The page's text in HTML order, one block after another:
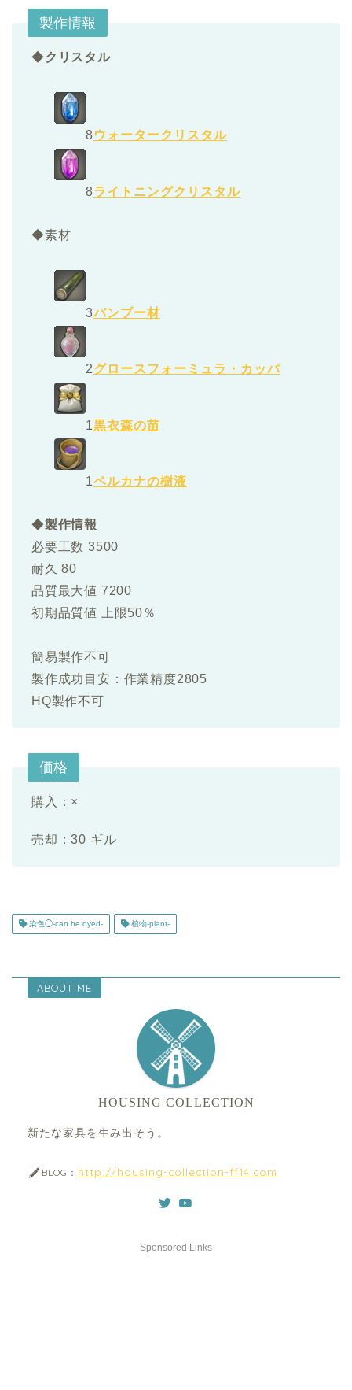
製作情報
◆クリスタル
8ウォータークリスタル
8ライトニングクリスタル
◆素材
3バンブー材
2グロースフォーミュラ・カッパ
1黒衣森の苗
1ベルカナの樹液
◆製作情報
必要工数 3500
耐久 80
品質最大値 7200
初期品質値 上限50％
簡易製作不可
製作成功目安：作業精度2805
HQ製作不可
価格
購入：×
売却：30 ギル
染色◯-can be dyed- 植物-plant-
ABOUT ME
HOUSING COLLECTION
新たな家具を生み出そう。
BLOG： http://housing-collection-ff14.com
Sponsored Links